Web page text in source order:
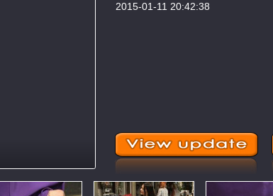
2015-01-11 20:42:38